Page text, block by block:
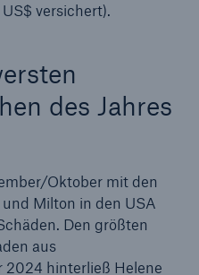
versichert).
des Jahres
Oktober mit den
Milton in den USA
Den größten
aus
2024 hinterließ Helene
2030“ und